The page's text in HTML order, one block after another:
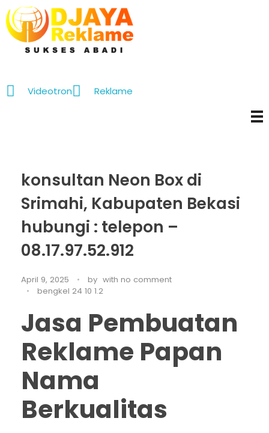
Videotron Reklame
konsultan Neon Box di
Srimahi, Kabupaten Bekasi
hubungi : telepon –
08.17.97.52.912
April 9, 2025 by with no comment
bengkel 24 10 1.2
Jasa Pembuatan
Reklame Papan
Nama
Berkualitas